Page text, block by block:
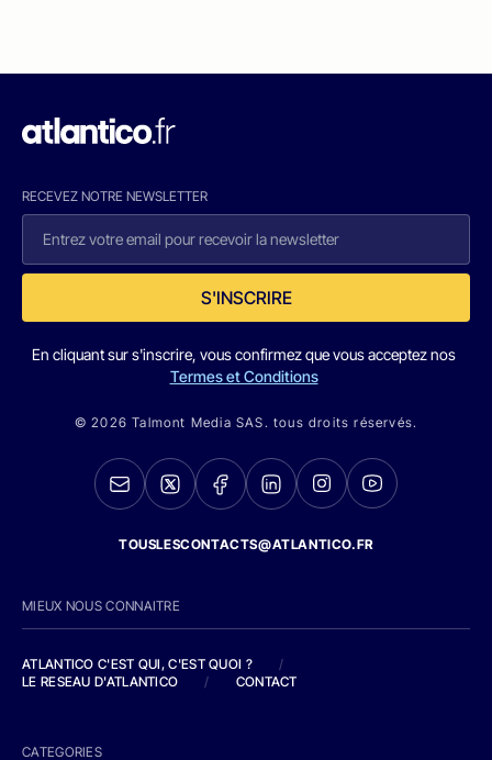
RECEVEZ NOTRE NEWSLETTER
S'INSCRIRE
En cliquant sur s'inscrire, vous confirmez que vous acceptez nos
Termes et Conditions
© 2026 Talmont Media SAS. tous droits réservés.
TOUSLESCONTACTS@ATLANTICO.FR
MIEUX NOUS CONNAITRE
ATLANTICO C'EST QUI, C'EST QUOI ?
/
LE RESEAU D'ATLANTICO
/ CONTACT
CATEGORIES